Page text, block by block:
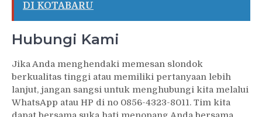
DI KOTABARU
Hubungi Kami
Jika Anda menghendaki memesan slondok
berkualitas tinggi atau memiliki pertanyaan lebih
lanjut, jangan sangsi untuk menghubungi kita melalui
WhatsApp atau HP di no 0856-4323-8011. Tim kita